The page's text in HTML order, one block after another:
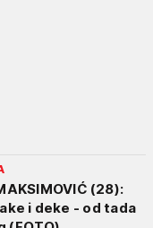
(28):
i deke - od tada